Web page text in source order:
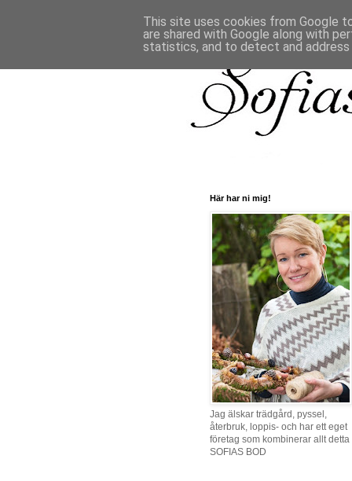
Här har ni mig!
Jag älskar trädgård, pyssel,
återbruk, loppis- och har ett eget
företag som kombinerar allt detta
SOFIAS BOD
This site uses cookies from Google
are shared with Google along with
statistics, and to detect and address